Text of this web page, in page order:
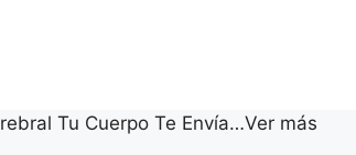
Tu Cuerpo Te Envía…Ver más